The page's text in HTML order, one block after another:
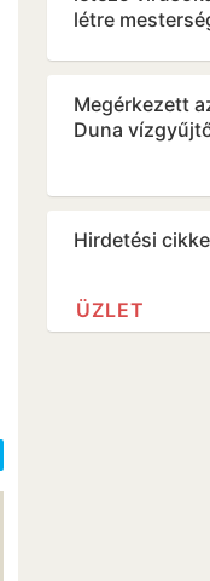
létre
Megérkezett
Duna
Hirdetési
ÜZLET